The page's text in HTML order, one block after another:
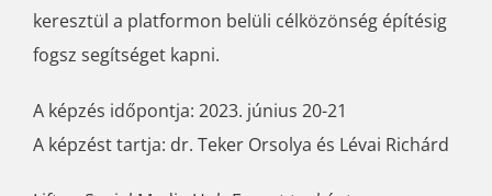
keresztül a platformon belüli célközönség építésig
fogsz segítséget kapni.
A képzés időpontja: 2023. június 20-21
A képzést tartja: dr. Teker Orsolya és Lévai Richárd